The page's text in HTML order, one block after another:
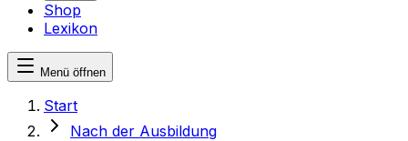
Shop
Lexikon
Menü öffnen
Start
Nach der Ausbildung